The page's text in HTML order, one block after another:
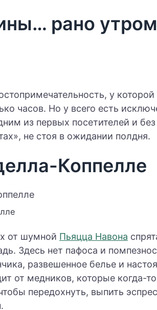
рано утром
у
часов. Но у всего есть
из первых посетителей и
не стоя в ожидании полдня.
Коппелле
от шумной Пьяцца Навона
Здесь нет пафоса и
развешенное белье и
от медников, которые когда-
передохнуть, выпить